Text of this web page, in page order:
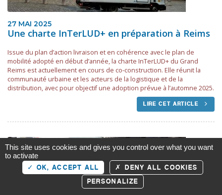
27 MAI 2025
Une charte InTerLUD+ en préparation à Reims
Issue du plan d’action livraison et en cohérence avec le plan de
mobilité adopté en début d’année, la charte InTerLUD+ du Grand
Reims est actuellement en cours de co-construction. Elle réunit la
communauté urbaine et les acteurs de la logistique et de la
distribution, avec pour objectif une adoption prévue à l’automne 2025.
LIRE CET ARTICLE
This site uses cookies and gives you control over what you want
to activate
OK, ACCEPT ALL
DENY ALL COOKIES
PERSONALIZE